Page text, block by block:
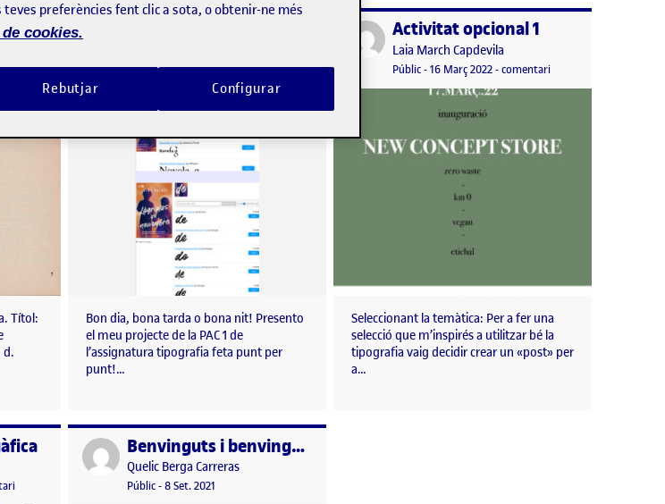
Males pràctiques en l’ús de la tipografia
9:37 am
el Males pràctiques en l’ús de la tipografia
Títol:
d.
Visibilitat:
Públic-Data de publicació
16 Març 2022-comentariel PAC 1
Bon dia, bona tarda o bona nit! Presento
el meu projecte de la PAC 1 de
l’assignatura tipografia feta punt per
punt!…
Publicat perActivitat opcional 1
Publicat per
Laia March Capdevila
Visibilitat:
Públic-Data de publicació
16 Març 202216 març, 2022 2:53 pm
-comentariel Activitat opcional 1
Seleccionant la temàtica: Per a fer una
selecció que m’inspirés a utilitzar bé la
tipografia vaig decidir crear un «post» per
a…
5:30 pm
el Investigació tipogàfica
Publicat per Benvinguts i benvingudes!
Publicat per
Quelic Berga Carreras
Visibilitat:
Públic-Data de publicació
8 Set. 2021
preferències fent clic a sota, o obtenir-ne més
cookies.
Rebutjar Configurar